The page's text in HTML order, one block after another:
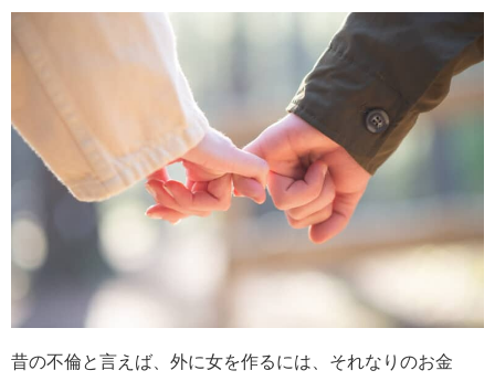
昔の不倫と言えば、外に女を作るには、それなりのお金